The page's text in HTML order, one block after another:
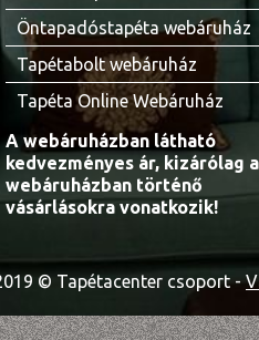
Öntapadóstapéta webáruház
Tapétabolt webáruház
Tapéta Online Webáruház
A webáruházban látható
kedvezményes ár, kizárólag a
webáruházban történő
vásárlásokra vonatkozik!
© Tapétacenter csoport -